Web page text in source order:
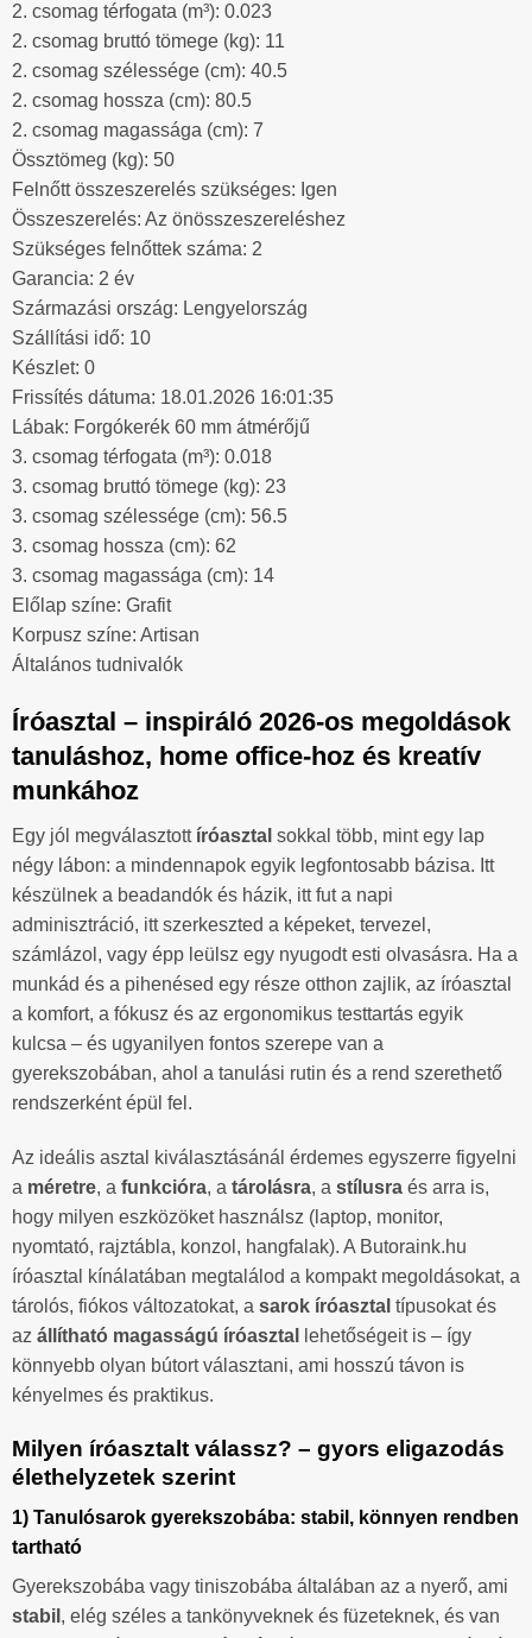
2. csomag térfogata (m³): 0.023
2. csomag bruttó tömege (kg): 11
2. csomag szélessége (cm): 40.5
2. csomag hossza (cm): 80.5
2. csomag magassága (cm): 7
Össztömeg (kg): 50
Felnőtt összeszerelés szükséges: Igen
Összeszerelés: Az önösszeszereléshez
Szükséges felnőttek száma: 2
Garancia: 2 év
Származási ország: Lengyelország
Szállítási idő: 10
Készlet: 0
Frissítés dátuma: 18.01.2026 16:01:35
Lábak: Forgókerék 60 mm átmérőjű
3. csomag térfogata (m³): 0.018
3. csomag bruttó tömege (kg): 23
3. csomag szélessége (cm): 56.5
3. csomag hossza (cm): 62
3. csomag magassága (cm): 14
Előlap színe: Grafit
Korpusz színe: Artisan
Általános tudnivalók
Íróasztal – inspiráló 2026-os megoldások
tanuláshoz, home office-hoz és kreatív
munkához
Egy jól megválasztott íróasztal sokkal több, mint egy lap
négy lábon: a mindennapok egyik legfontosabb bázisa. Itt
készülnek a beadandók és házik, itt fut a napi
adminisztráció, itt szerkeszted a képeket, tervezel,
számlázol, vagy épp leülsz egy nyugodt esti olvasásra. Ha a
munkád és a pihenésed egy része otthon zajlik, az íróasztal
a komfort, a fókusz és az ergonomikus testtartás egyik
kulcsa – és ugyanilyen fontos szerepe van a
gyerekszobában, ahol a tanulási rutin és a rend szerethető
rendszerként épül fel.
Az ideális asztal kiválasztásánál érdemes egyszerre figyelni
a méretre, a funkcióra, a tárolásra, a stílusra és arra is,
hogy milyen eszközöket használsz (laptop, monitor,
nyomtató, rajztábla, konzol, hangfalak). A Butoraink.hu
íróasztal kínálatában megtalálod a kompakt megoldásokat, a
tárolós, fiókos változatokat, a sarok íróasztal típusokat és
az állítható magasságú íróasztal
lehetőségeit is – így
könnyebb olyan bútort választani, ami hosszú távon is
kényelmes és praktikus.
Milyen íróasztalt válassz? – gyors eligazodás
élethelyzetek szerint
1) Tanulósarok gyerekszobába: stabil, könnyen rendben
tartható
Gyerekszobába vagy tiniszobába általában az a nyerő, ami
stabil , elég széles a tankönyveknek és füzeteknek, és van